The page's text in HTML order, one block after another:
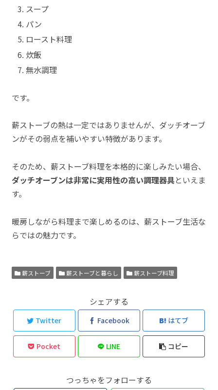
スープ
パン
ロースト料理
炊飯
無水調理
です。
薪ストーブの熱は一定ではありませんが、ダッチオーブ
ンがその弱点を補いやすい特徴があります。
そのため、薪ストーブ料理を本格的に楽しみたい場合、
ダッチオーブンは非常に実用性の高い調理器具といえま
す。
暖房しながら料理まで楽しめるのは、薪ストーブ生活な
らではの魅力です。
薪ストーブ 薪ストーブと暮らし 薪ストーブ料理
シェアする
Twitter Facebook はてブ
Pocket LINE コピー
つっちゃをフォローする